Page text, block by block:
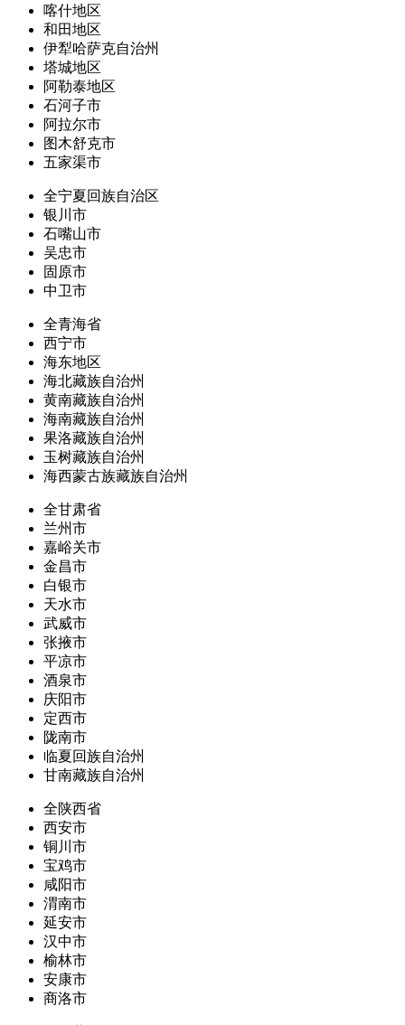
喀什地区
和田地区
伊犁哈萨克自治州
塔城地区
阿勒泰地区
石河子市
阿拉尔市
图木舒克市
五家渠市
全宁夏回族自治区
银川市
石嘴山市
吴忠市
固原市
中卫市
全青海省
西宁市
海东地区
海北藏族自治州
黄南藏族自治州
海南藏族自治州
果洛藏族自治州
玉树藏族自治州
海西蒙古族藏族自治州
全甘肃省
兰州市
嘉峪关市
金昌市
白银市
天水市
武威市
张掖市
平凉市
酒泉市
庆阳市
定西市
陇南市
临夏回族自治州
甘南藏族自治州
全陕西省
西安市
铜川市
宝鸡市
咸阳市
渭南市
延安市
汉中市
榆林市
安康市
商洛市